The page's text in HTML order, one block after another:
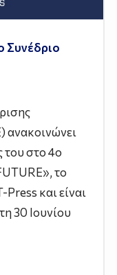
Συνέδριο
ανακοινώνει
του στο 4ο
το
και είναι
30 Ιουνίου